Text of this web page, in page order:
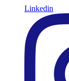
Linkedin